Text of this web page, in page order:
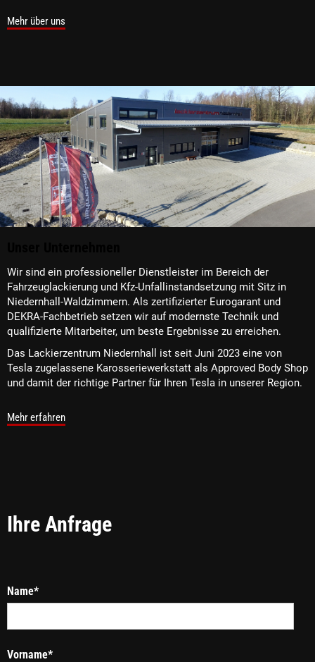
Mehr über uns
Wir sind ein professioneller Dienstleister im Bereich der
Fahrzeuglackierung und Kfz-Unfallinstandsetzung mit Sitz in
Niedernhall-Waldzimmern. Als zertifizierter Eurogarant und
DEKRA-Fachbetrieb setzen wir auf modernste Technik und
qualifizierte Mitarbeiter, um beste Ergebnisse zu erreichen.
Das Lackierzentrum Niedernhall ist seit Juni 2023 eine von
Tesla zugelassene Karosseriewerkstatt als Approved Body Shop
und damit der richtige Partner für Ihren Tesla in unserer Region.
Mehr erfahren
Ihre Anfrage
Name*
Vorname*